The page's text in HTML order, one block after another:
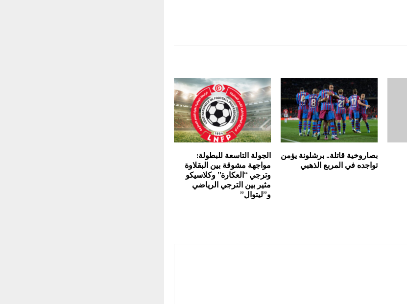
بصاروخية قاتلة.. برشلونة يؤمن
تواجده في المربع الذهبي
الجولة التاسعة للبطولة:
مواجهة مشوقة بين البقلاوة
وترجي “العكارة” وكلاسيكو
مثير بين الترجي الرياضي
و”ليتوال”